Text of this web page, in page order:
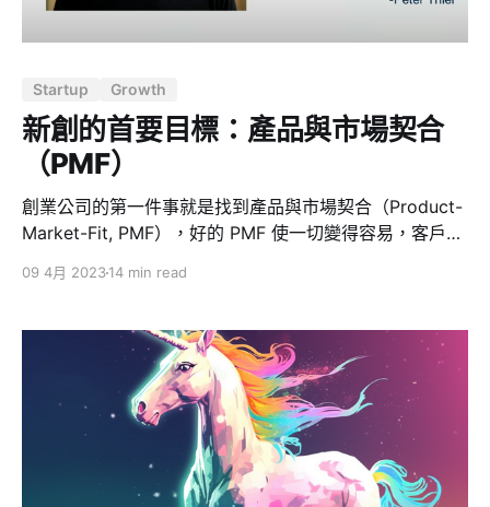
拓展業務。但是在初期階段，通常需要透過大量的陌生郵
件等方式才能獲取潛在客戶的回復和興趣。這需要耐心和
過。在此之後，公司需要建立真正的客戶群和管理團隊，
並滿足客戶對產品的服務質量的要求。 80％ 的新創失敗
因未…
Startup Growth
新創的首要目標：產品與市場契合
（PMF）
創業公司的第一件事就是找到產品與市場契合（Product-
Market-Fit, PMF），好的 PMF 使一切變得容易，客戶會
要透過傾聽和挖掘的方式找到這些客戶，透過社交網路、
了一定的客戶基礎後，就可以透過穩定的客戶流量進一步
拓展業務。但是在初期階段，通常需要透過大量的陌生郵
件等方式才能獲取潛在客戶的回復和興趣。這需要耐心和
毅力，因為銷售的本質就是十次有九次被人當面摔門而
過。在此之後，公司需要建立真正的客戶群和管理團隊，
並滿足客戶對產品的服務質量的要求。 80％ 的新創失敗
因未能找到 PMF https://www.youtube.com/watch?
09 4月 202314 min read